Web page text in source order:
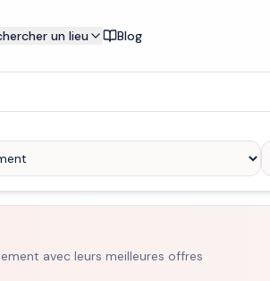
un lieu Blog
avec leurs meilleures offres